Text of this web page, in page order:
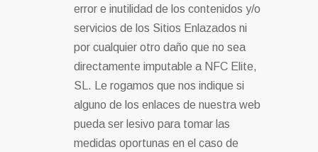
error e inutilidad de los contenidos y/o
servicios de los Sitios Enlazados ni
por cualquier otro daño que no sea
directamente imputable a NFC Elite,
SL. Le rogamos que nos indique si
alguno de los enlaces de nuestra web
pueda ser lesivo para tomar las
medidas oportunas en el caso de